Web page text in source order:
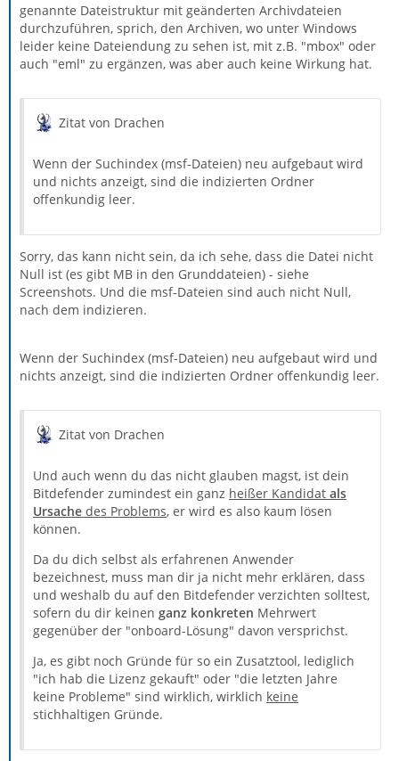
genannte Dateistruktur mit geänderten Archivdateien
durchzuführen, sprich, den Archiven, wo unter Windows
leider keine Dateiendung zu sehen ist, mit z.B. "mbox" oder
auch "eml" zu ergänzen, was aber auch keine Wirkung hat.
Zitat von Drachen
Wenn der Suchindex (msf-Dateien) neu aufgebaut wird
und nichts anzeigt, sind die indizierten Ordner
offenkundig leer.
Sorry, das kann nicht sein, da ich sehe, dass die Datei nicht
Null ist (es gibt MB in den Grunddateien) - siehe
Screenshots. Und die msf-Dateien sind auch nicht Null,
nach dem indizieren.
Wenn der Suchindex (msf-Dateien) neu aufgebaut wird und
nichts anzeigt, sind die indizierten Ordner offenkundig leer.
Zitat von Drachen
Und auch wenn du das nicht glauben magst, ist dein
Bitdefender zumindest ein ganz heißer Kandidat als
Ursache des Problems, er wird es also kaum lösen
können.
Da du dich selbst als erfahrenen Anwender
bezeichnest, muss man dir ja nicht mehr erklären, dass
und weshalb du auf den Bitdefender verzichten solltest,
sofern du dir keinen ganz konkreten Mehrwert
gegenüber der "onboard-Lösung" davon versprichst.
Ja, es gibt noch Gründe für so ein Zusatztool, lediglich
"ich hab die Lizenz gekauft" oder "die letzten Jahre
keine Probleme" sind wirklich, wirklich keine
stichhaltigen Gründe.